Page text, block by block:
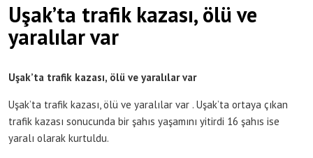
Discover the Benefits of Using a Free TDEE Calculator
Today
Uşak’ta trafik kazası, ölü ve
yaralılar var
Uşak’ta trafik kazası, ölü ve yaralılar var
Uşak’ta trafik kazası, ölü ve yaralılar var . Uşak’ta ortaya çıkan
trafik kazası sonucunda bir şahıs yaşamını yitirdi 16 şahıs ise
yaralı olarak kurtuldu.